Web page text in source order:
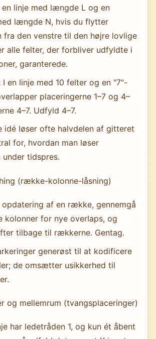
en linje med længde L og en
længde N, hvis du flytter
fra den venstre til den højre lovlige
alle felter, der forbliver udfyldte i
garanterede.
I en linje med 10 felter og en "7"-
placeringerne 1–7 og 4–
4–7. Udfyld 4–7.
idé løser ofte halvdelen af gitteret
for, hvordan man løser
under tidspres.
(række-kolonne-låsning)
opdatering af en række, gennemgå
kolonner for nye overlaps, og
tilbage til rækkerne. Gentag.
generøst til at kodificere
de omsætter usikkerhed til
og mellemrum (tvangsplaceringer)
har ledetråden 1, og kun ét åbent